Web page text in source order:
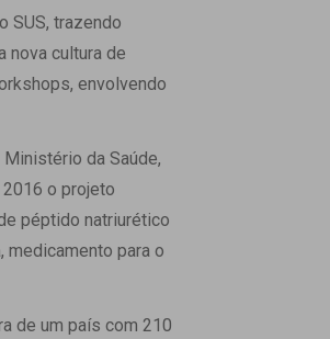
SUS, trazendo
nova cultura de
envolvendo
da Saúde,
o projeto
péptido natriurético
medicamento para o
de um país com 210